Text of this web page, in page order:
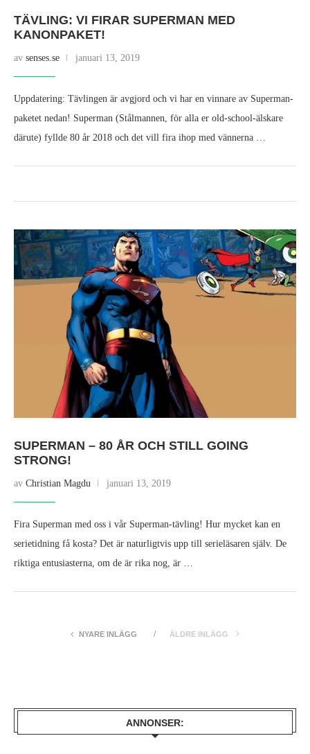
TÄVLING: VI FIRAR SUPERMAN MED
KANONPAKET!
av senses.se januari 13, 2019
Uppdatering: Tävlingen är avgjord och vi har en vinnare av Superman-
paketet nedan! Superman (Stålmannen, för alla er old-school-älskare
därute) fyllde 80 år 2018 och det vill fira ihop med vännerna …
SUPERMAN – 80 ÅR OCH STILL GOING
STRONG!
av Christian Magdu januari 13, 2019
Fira Superman med oss i vår Superman-tävling! Hur mycket kan en
serietidning få kosta? Det är naturligtvis upp till serieläsaren själv. De
riktiga entusiasterna, om de är rika nog, är …
NYARE INLÄGG ÄLDRE INLÄGG
ANNONSER: